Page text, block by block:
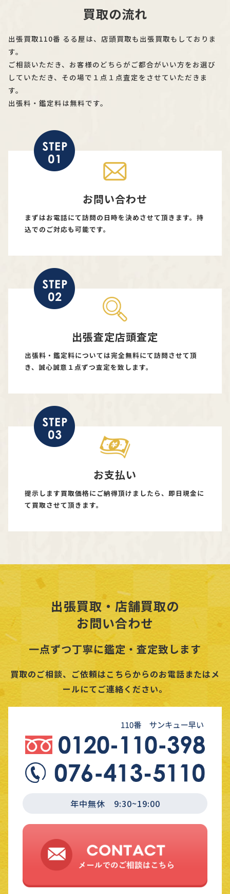
買取の流れ
出張買取110番 るる屋は、店頭買取も出張買取もしておりま
す。
ご相談いただき、お客様のどちらがご都合がいい方をお選び
していただき、その場で１点１点査定をさせていただきま
す。
出張料・鑑定料は無料です。
お問い合わせ
まずはお電話にて訪問の日時を決めさせて頂きます。持
込でのご対応も可能です。
出張査定店頭査定
出張料・鑑定料については完全無料にて訪問させて頂
き、誠心誠意１点ずつ査定を致します。
お支払い
提示します買取価格にご納得頂けましたら、即日現金に
て買取させて頂きます。
出張買取・店舗買取の
お問い合わせ
一点ずつ丁寧に鑑定・査定致します
買取のご相談、ご依頼はこちらからのお電話またはメ
ールにてご連絡ください。
年中無休 9:30~19:00